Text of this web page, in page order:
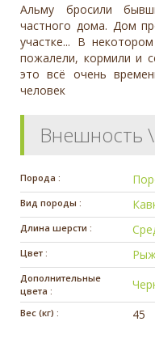
Альму бросили
частного дома. Дом
участке... В
пожалели, кормили и
это всё очень
человек
Внешность
Порода :
Вид породы :
Длина шерсти :
Цвет :
Дополнительные
цвета :
Вес (кг) : 45